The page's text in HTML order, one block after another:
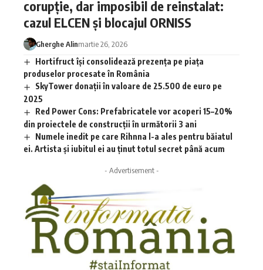
corupție, dar imposibil de reinstalat:
cazul ELCEN și blocajul ORNISS
Gherghe Alinmartie 26, 2026
Hortifruct își consolidează prezența pe piața
produselor procesate în România
SkyTower donații în valoare de 25.500 de euro pe
2025
Red Power Cons: Prefabricatele vor acoperi 15–20%
din proiectele de construcții în următorii 3 ani
Numele inedit pe care Rihnna l-a ales pentru băiatul
ei. Artista și iubitul ei au ținut totul secret până acum
- Advertisement -